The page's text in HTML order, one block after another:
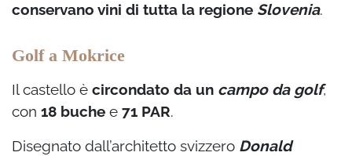
conservano vini di tutta la regione Slovenia.
Golf a Mokrice
Il castello è circondato da un campo da golf,
con 18 buche e 71 PAR.
Disegnato dall’architetto svizzero Donald